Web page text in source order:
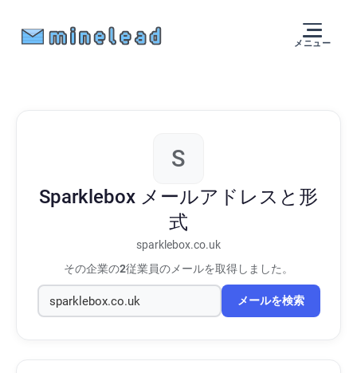
メニュー
S
Sparklebox メールアドレスと形
式
sparklebox.co.uk
その企業の2従業員のメールを取得しました。
メールを検索